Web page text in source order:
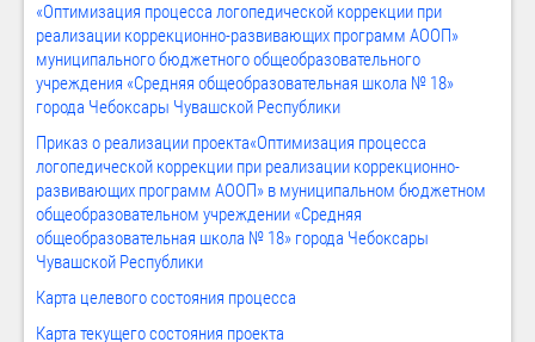
«Оптимизация процесса логопедической коррекции при
реализации коррекционно-развивающих программ АООП»
муниципального бюджетного общеобразовательного
учреждения «Средняя общеобразовательная школа № 18»
города Чебоксары Чувашской Республики
Приказ о реализации проекта«Оптимизация процесса
логопедической коррекции при реализации коррекционно-
развивающих программ АООП» в муниципальном бюджетном
общеобразовательном учреждении «Средняя
общеобразовательная школа № 18» города Чебоксары
Чувашской Республики
Карта целевого состояния процесса
Карта текущего состояния проекта